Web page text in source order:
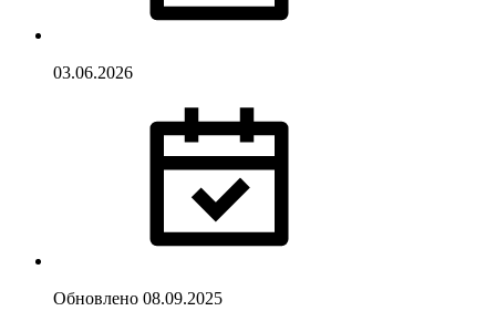
03.06.2026
Обновлено 08.09.2025